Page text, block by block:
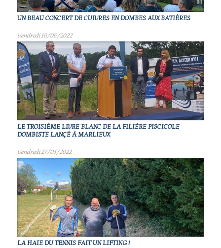
UN BEAU CONCERT DE CUIVRES EN DOMBES AUX BATIÈRES
Vendredi 10/06/2022
LE TROISIÈME LIVRE BLANC DE LA FILIÈRE PISCICOLE
DOMBISTE LANÇÉ À MARLIEUX
Vendredi 27/05/2022
LA HAIE DU TENNIS FAIT UN LIFTING !